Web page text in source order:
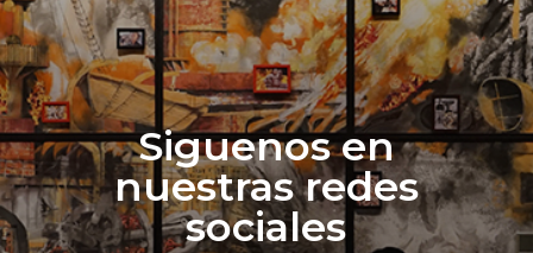
Siguenos en
nuestras redes
sociales